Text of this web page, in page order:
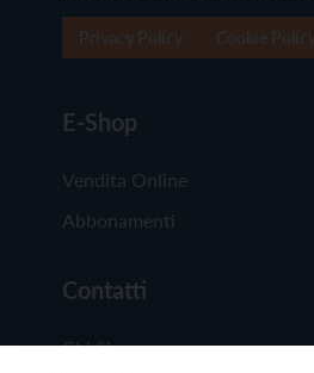
E-Shop
Vendita Online
Abbonamenti
Contatti
Chi Siamo